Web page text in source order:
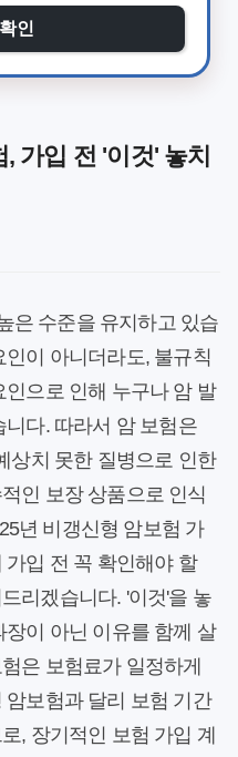
인
가입 전 '이것' 놓치
은 수준을 유지하고 있습
이 아니더라도, 불규칙
으로 인해 누구나 암 발
다. 따라서 암 보험은
상치 못한 질병으로 인한
인 보장 상품으로 인식
년 비갱신형 암보험 가
입 전 꼭 확인해야 할
리겠습니다. '이것'을 놓
이 아닌 이유를 함께 살
은 보험료가 일정하게
보험과 달리 보험 기간
, 장기적인 보험 가입 계